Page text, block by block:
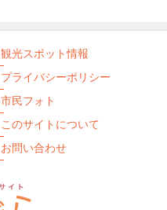
観光スポット情報
プライバシーポリシー
市民フォト
このサイトについて
お問い合わせ